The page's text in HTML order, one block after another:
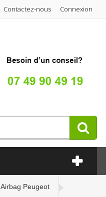
Connexion
Contactez-nous
Airbag Peugeot